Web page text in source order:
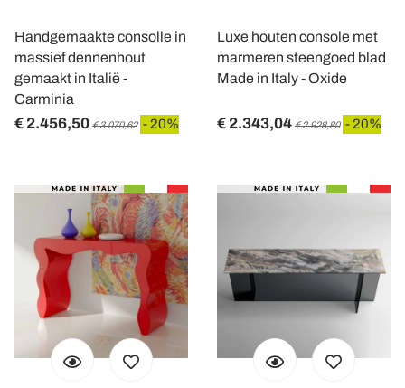
Handgemaakte consolle in
massief dennenhout
gemaakt in Italië -
Carminia
€ 2.456,50 € 3.070,62 - 20%
Luxe houten console met
marmeren steengoed blad
Made in Italy - Oxide
€ 2.343,04 € 2.928,80 - 20%